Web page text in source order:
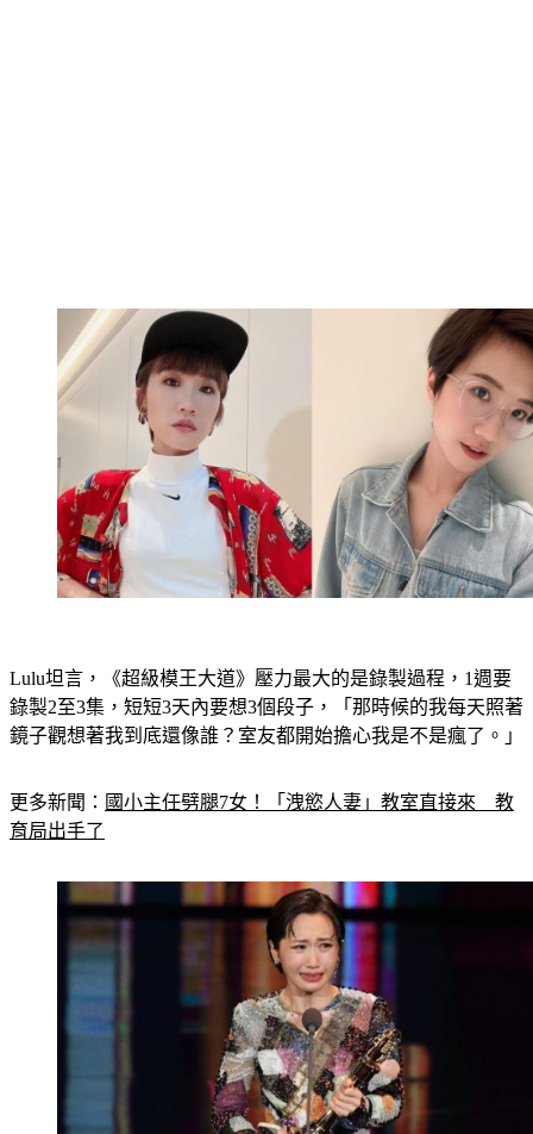
Lulu坦言，《超級模王大道》壓力最大的是錄製過程，1週要
錄製2至3集，短短3天內要想3個段子，「那時候的我每天照著
鏡子觀想著我到底還像誰？室友都開始擔心我是不是瘋了。」
更多新聞： 國小主任劈腿7女！「洩慾人妻」教室直接來　教
育局出手了